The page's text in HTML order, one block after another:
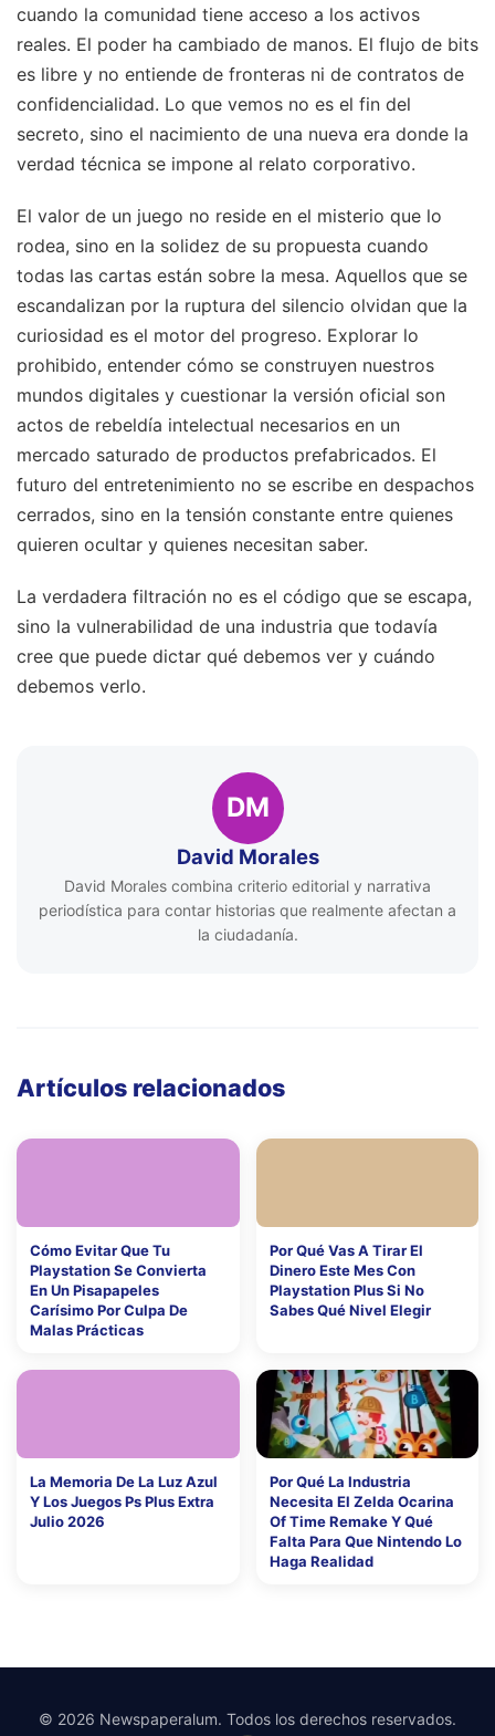
cuando la comunidad tiene acceso a los activos
reales. El poder ha cambiado de manos. El flujo de bits
es libre y no entiende de fronteras ni de contratos de
confidencialidad. Lo que vemos no es el fin del
secreto, sino el nacimiento de una nueva era donde la
verdad técnica se impone al relato corporativo.
El valor de un juego no reside en el misterio que lo
rodea, sino en la solidez de su propuesta cuando
todas las cartas están sobre la mesa. Aquellos que se
escandalizan por la ruptura del silencio olvidan que la
curiosidad es el motor del progreso. Explorar lo
prohibido, entender cómo se construyen nuestros
mundos digitales y cuestionar la versión oficial son
actos de rebeldía intelectual necesarios en un
mercado saturado de productos prefabricados. El
futuro del entretenimiento no se escribe en despachos
cerrados, sino en la tensión constante entre quienes
quieren ocultar y quienes necesitan saber.
La verdadera filtración no es el código que se escapa,
sino la vulnerabilidad de una industria que todavía
cree que puede dictar qué debemos ver y cuándo
debemos verlo.
DM
David Morales
David Morales combina criterio editorial y narrativa
periodística para contar historias que realmente afectan a
la ciudadanía.
Artículos relacionados
Cómo Evitar Que Tu
Playstation Se Convierta
En Un Pisapapeles
Carísimo Por Culpa De
Malas Prácticas
Por Qué Vas A Tirar El
Dinero Este Mes Con
Playstation Plus Si No
Sabes Qué Nivel Elegir
La Memoria De La Luz Azul
Y Los Juegos Ps Plus Extra
Julio 2026
Por Qué La Industria
Necesita El Zelda Ocarina
Of Time Remake Y Qué
Falta Para Que Nintendo Lo
Haga Realidad
© 2026 Newspaperalum. Todos los derechos reservados.